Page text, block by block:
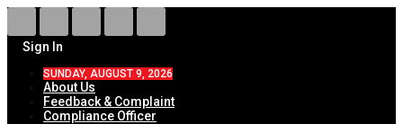
Sign In
SUNDAY, AUGUST 9, 2026
About Us
Feedback & Complaint
Compliance Officer